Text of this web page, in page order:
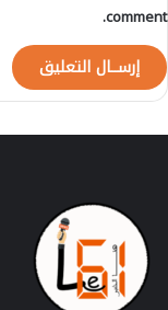
comment.